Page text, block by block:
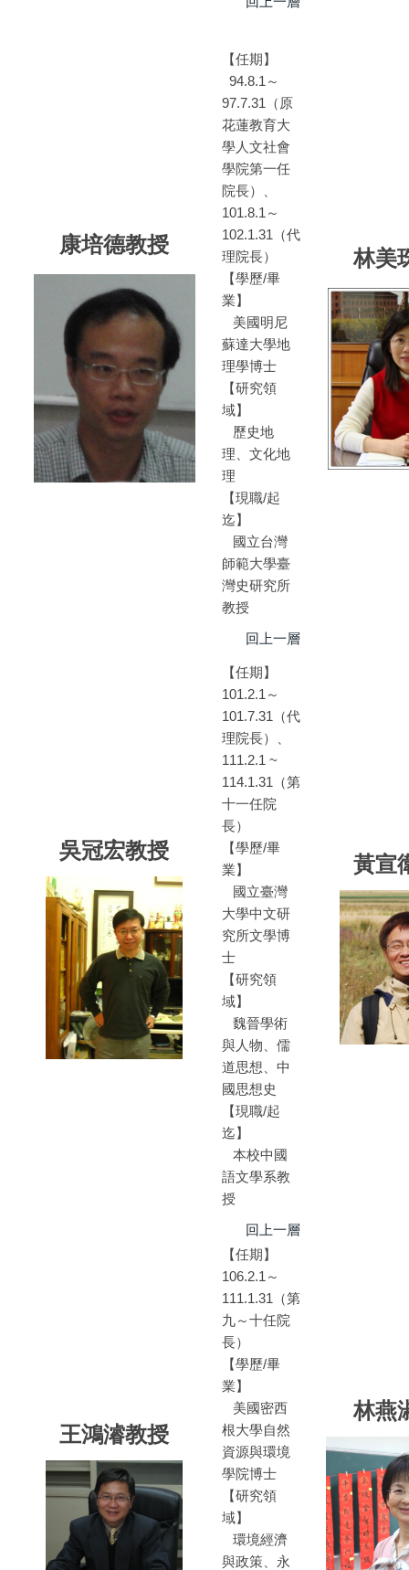
康培德教授
【任期】
94.8.1～
97.7.31（原
花蓮教育大
學人文社會
學院第一任
院長）、
101.8.1～
102.1.31（代
理院長）
【學歷/畢
業】
美國明尼
蘇達大學地
理學博士
【研究領
域】
歷史地
理、文化地
理
【現職/起
迄】
國立台灣
師範大學臺
灣史研究所
教授
回上一層
林美
吳冠宏教授
【任期】
101.2.1～
101.7.31（代
理院長）、
111.2.1 ~
114.1.31（第
十一任院
長）
【學歷/畢
業】
國立臺灣
大學中文研
究所文學博
士
【研究領
域】
魏晉學術
與人物、儒
道思想、中
國思想史
【現職/起
迄】
本校中國
語文學系教
授
回上一層
黃宣
王鴻濬教授
【任期】
106.2.1～
111.1.31（第
九～十任院
長）
【學歷/畢
業】
美國密西
根大學自然
資源與環境
學院博士
【研究領
域】
環境經濟
與政策、永
林燕